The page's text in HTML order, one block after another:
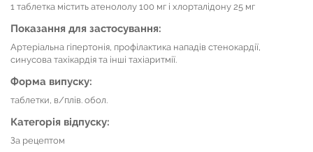
1 таблетка містить атенололу 100 мг і хлорталідону 25 мг
Показання для застосування:
Артеріальна гіпертонія, профілактика нападів стенокардії,
синусова тахікардія та інші тахіаритмії.
Форма випуску:
таблетки, в/плів. обол.
Категорія відпуску:
За рецептом